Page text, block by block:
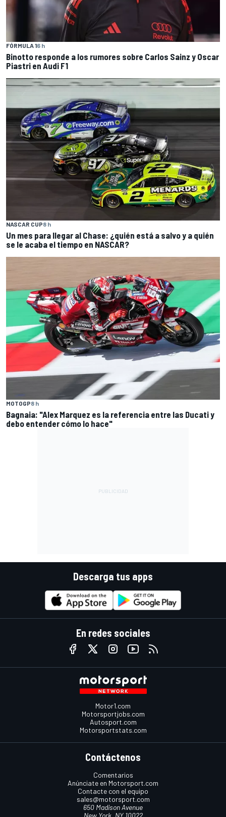
FÓRMULA 16 h
Binotto responde a los rumores sobre Carlos Sainz y Oscar
Piastri en Audi F1
NASCAR CUP8 h
Un mes para llegar al Chase: ¿quién está a salvo y a quién
se le acaba el tiempo en NASCAR?
MOTOGP8 h
Bagnaia: "Alex Marquez es la referencia entre las Ducati y
debo entender cómo lo hace"
Descarga tus apps
En redes sociales
Motor1.com
Motorsportjobs.com
Autosport.com
Motorsportstats.com
Contáctenos
Comentarios
Anúnciate en Motorsport.com
Contacte con el equipo
sales@motorsport.com
650 Madison Avenue
New York, NY 10022